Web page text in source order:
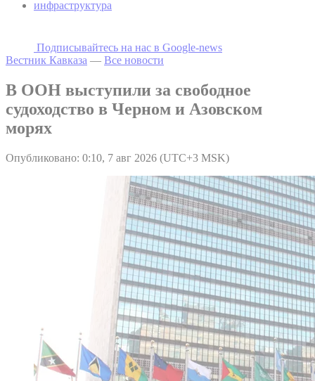
инфраструктура
Подписывайтесь на наc в Google-news
Вестник Кавказа — Все новости
В ООН выступили за свободное
судоходство в Черном и Азовском
морях
Опубликовано: 0:10, 7 авг 2026 (UTC+3 MSK)